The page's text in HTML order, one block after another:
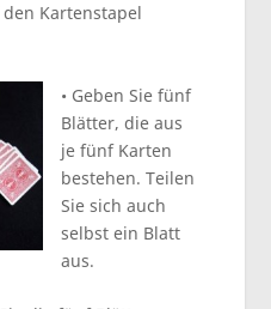
Kartenstapel
• Geben Sie fünf
Blätter, die aus
je fünf Karten
bestehen. Teilen
Sie sich auch
selbst ein Blatt
aus.